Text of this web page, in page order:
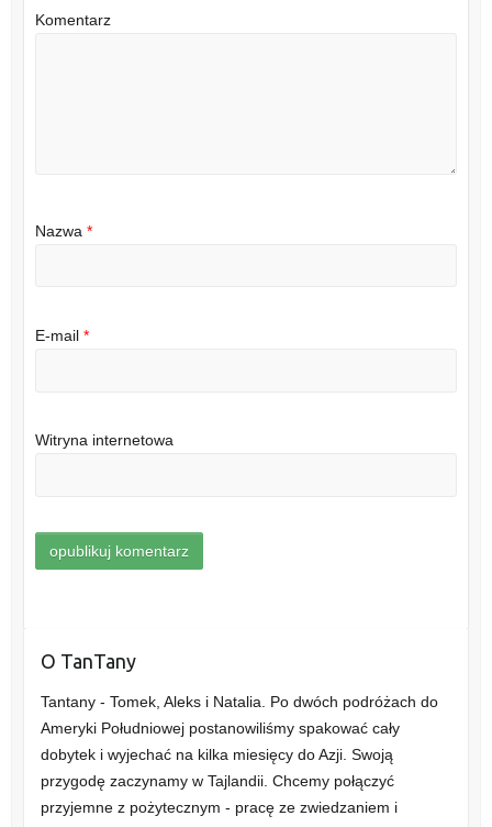
Komentarz
Nazwa *
E-mail *
Witryna internetowa
O TanTany
Tantany - Tomek, Aleks i Natalia. Po dwóch podróżach do
Ameryki Południowej postanowiliśmy spakować cały
dobytek i wyjechać na kilka miesięcy do Azji. Swoją
przygodę zaczynamy w Tajlandii. Chcemy połączyć
przyjemne z pożytecznym - pracę ze zwiedzaniem i